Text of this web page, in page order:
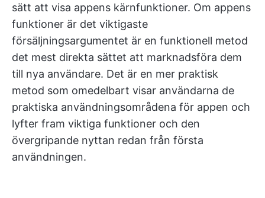
sätt att visa appens kärnfunktioner. Om appens
funktioner är det viktigaste
försäljningsargumentet är en funktionell metod
det mest direkta sättet att marknadsföra dem
till nya användare. Det är en mer praktisk
metod som omedelbart visar användarna de
praktiska användningsområdena för appen och
lyfter fram viktiga funktioner och den
övergripande nyttan redan från första
användningen.